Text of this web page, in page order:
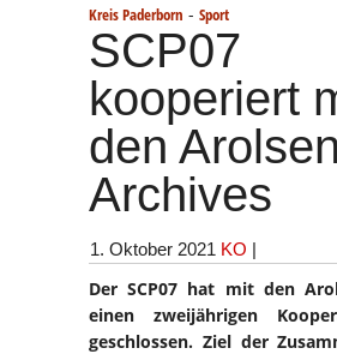
Kreis Paderborn - Sport
SCP07
kooperiert
den Arolsen
Archives
1. Oktober 2021 KO |
Der SCP07 hat mit den
einen zweijährigen
geschlossen. Ziel der